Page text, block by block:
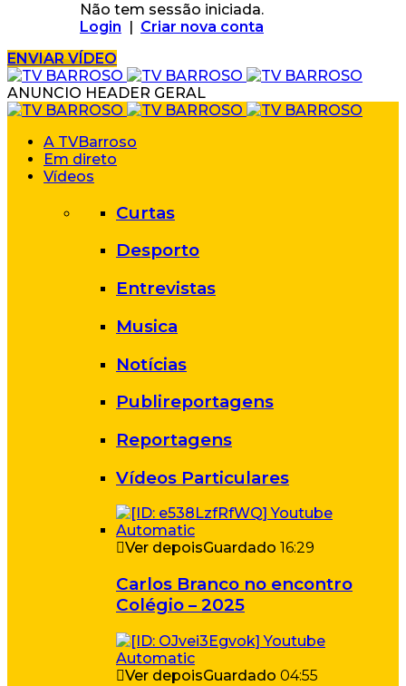
Não tem sessão iniciada.
Login | Criar nova conta
ENVIAR VÍDEO
ANUNCIO HEADER GERAL
A TVBarroso
Em direto
Vídeos
Curtas
Desporto
Entrevistas
Musica
Notícias
Publireportagens
Reportagens
Vídeos Particulares
Ver depoisGuardado 16:29
Carlos Branco no encontro
Colégio – 2025
Ver depoisGuardado 04:55